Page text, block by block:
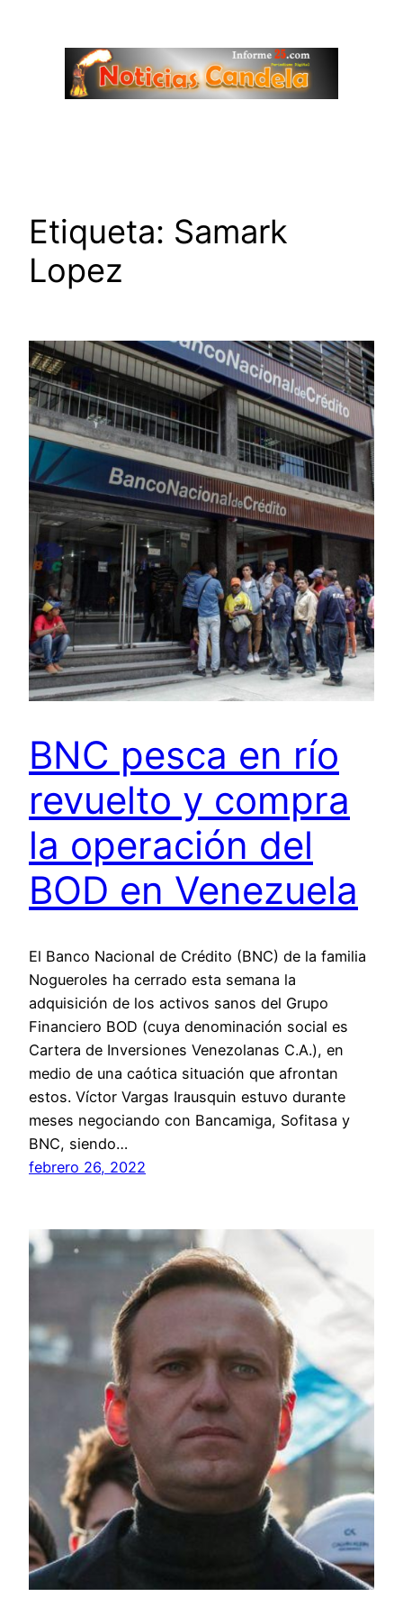
contenido
Etiqueta: Samark
Lopez
BNC pesca en río
revuelto y compra
la operación del
BOD en Venezuela
El Banco Nacional de Crédito (BNC) de la familia
Nogueroles ha cerrado esta semana la
adquisición de los activos sanos del Grupo
Financiero BOD (cuya denominación social es
Cartera de Inversiones Venezolanas C.A.), en
medio de una caótica situación que afrontan
estos. Víctor Vargas Irausquin estuvo durante
meses negociando con Bancamiga, Sofitasa y
BNC, siendo…
febrero 26, 2022